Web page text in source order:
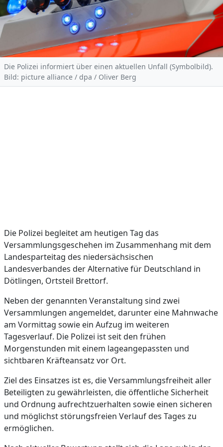
Die Polizei informiert über einen aktuellen Unfall (Symbolbild).
Bild: picture alliance / dpa / Oliver Berg
Die Polizei begleitet am heutigen Tag das
Versammlungsgeschehen im Zusammenhang mit dem
Landesparteitag des niedersächsischen
Landesverbandes der Alternative für Deutschland in
Dötlingen, Ortsteil Brettorf.
Neben der genannten Veranstaltung sind zwei
Versammlungen angemeldet, darunter eine Mahnwache
am Vormittag sowie ein Aufzug im weiteren
Tagesverlauf. Die Polizei ist seit den frühen
Morgenstunden mit einem lageangepassten und
sichtbaren Kräfteansatz vor Ort.
Ziel des Einsatzes ist es, die Versammlungsfreiheit aller
Beteiligten zu gewährleisten, die öffentliche Sicherheit
und Ordnung aufrechtzuerhalten sowie einen sicheren
und möglichst störungsfreien Verlauf des Tages zu
ermöglichen.